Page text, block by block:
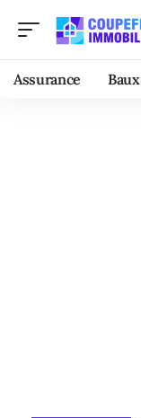
Assurance Baux